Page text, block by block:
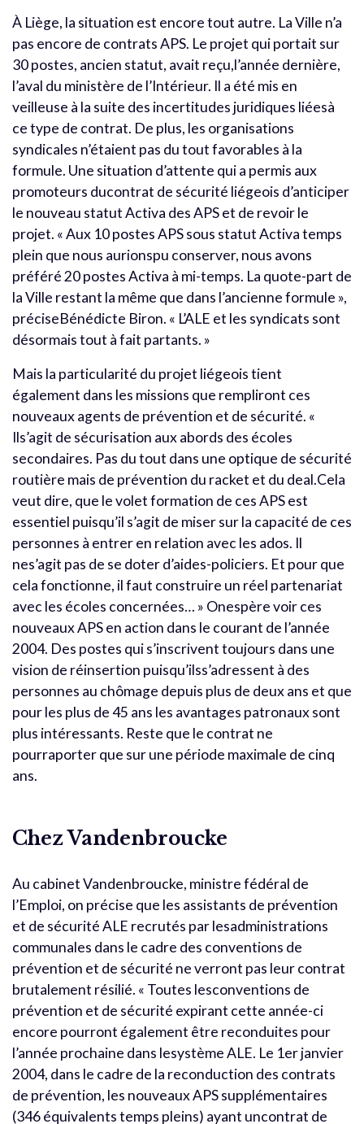
À Liège, la situation est encore tout autre. La Ville n’a
pas encore de contrats APS. Le projet qui portait sur
30 postes, ancien statut, avait reçu,l’année dernière,
l’aval du ministère de l’Intérieur. Il a été mis en
veilleuse à la suite des incertitudes juridiques liéesà
ce type de contrat. De plus, les organisations
syndicales n’étaient pas du tout favorables à la
formule. Une situation d’attente qui a permis aux
promoteurs ducontrat de sécurité liégeois d’anticiper
le nouveau statut Activa des APS et de revoir le
projet. « Aux 10 postes APS sous statut Activa temps
plein que nous aurionspu conserver, nous avons
préféré 20 postes Activa à mi-temps. La quote-part de
la Ville restant la même que dans l’ancienne formule »,
préciseBénédicte Biron. « L’ALE et les syndicats sont
désormais tout à fait partants. »
Mais la particularité du projet liégeois tient
également dans les missions que rempliront ces
nouveaux agents de prévention et de sécurité. «
Ils’agit de sécurisation aux abords des écoles
secondaires. Pas du tout dans une optique de sécurité
routière mais de prévention du racket et du deal.Cela
veut dire, que le volet formation de ces APS est
essentiel puisqu’il s’agit de miser sur la capacité de ces
personnes à entrer en relation avec les ados. Il
nes’agit pas de se doter d’aides-policiers. Et pour que
cela fonctionne, il faut construire un réel partenariat
avec les écoles concernées… » Onespère voir ces
nouveaux APS en action dans le courant de l’année
2004. Des postes qui s’inscrivent toujours dans une
vision de réinsertion puisqu’ilss’adressent à des
personnes au chômage depuis plus de deux ans et que
pour les plus de 45 ans les avantages patronaux sont
plus intéressants. Reste que le contrat ne
pourraporter que sur une période maximale de cinq
ans.
Chez Vandenbroucke
Au cabinet Vandenbroucke, ministre fédéral de
l’Emploi, on précise que les assistants de prévention
et de sécurité ALE recrutés par lesadministrations
communales dans le cadre des conventions de
prévention et de sécurité ne verront pas leur contrat
brutalement résilié. « Toutes lesconventions de
prévention et de sécurité expirant cette année-ci
encore pourront également être reconduites pour
l’année prochaine dans lesystème ALE. Le 1er janvier
2004, dans le cadre de la reconduction des contrats
de prévention, les nouveaux APS supplémentaires
(346 équivalents temps pleins) ayant uncontrat de